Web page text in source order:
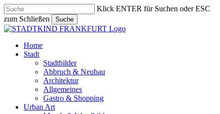
Skip
to
main
content
Klick ENTER für Suchen oder ESC
zum Schließen
Suche
Close
search
Menu
Home
Stadt
Stadtbilder
Abbruch & Neubau
Architektur
Allgemeines
Gastro & Shopping
Urban Art